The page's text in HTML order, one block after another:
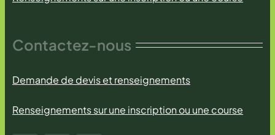
Contactez-nous
Demande de devis et renseignements
Renseignements sur une inscription ou une course